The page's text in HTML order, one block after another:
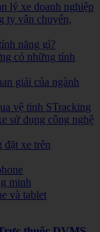
lý xe doanh nghiệp
ty vận chuyển,
năng gì?
có những tính
giải của ngành
vệ tinh STracking
sử dụng công nghệ
đặt xe trên
minh
và tablet